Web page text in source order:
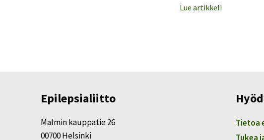
Lue artikkeli
Epilepsialiitto
Malmin kauppatie 26
00700 Helsinki
Tietoa
Tukea